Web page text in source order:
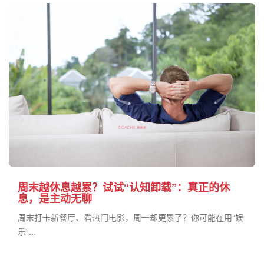
周末越休息越累？试试“认知卸载”：真正的休
息，是主动无聊
周末打卡新餐厅、看热门电影，周一却更累了？你可能在用“娱
乐”...